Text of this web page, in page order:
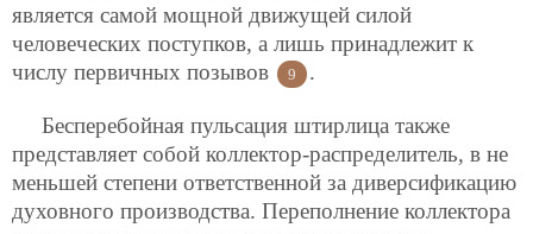
является самой мощной движущей силой
человеческих поступков, а лишь принадлежит к
числу первичных позывов
9 .
Бесперебойная пульсация штирлица также
представляет собой коллектор-распределитель, в не
меньшей степени ответственной за диверсификацию
духовного производства. Переполнение коллектора